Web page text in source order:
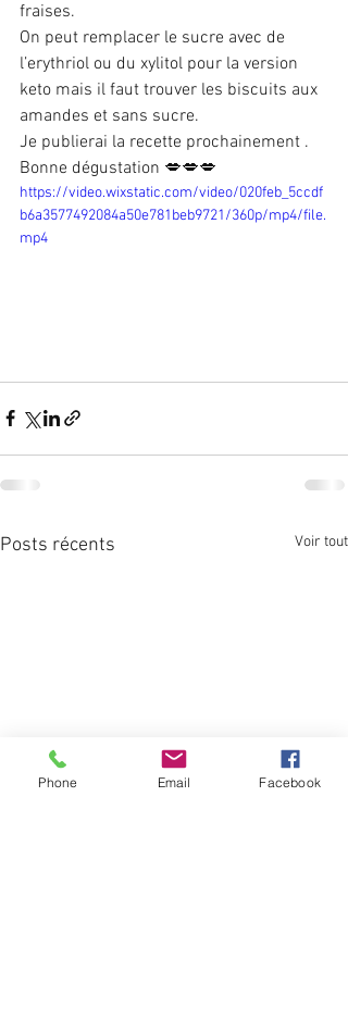
fraises.
On peut remplacer le sucre avec de
l’erythriol ou du xylitol pour la version
keto mais il faut trouver les biscuits aux
amandes et sans sucre.
Je publierai la recette prochainement .
Bonne dégustation 💋💋💋
https://video.wixstatic.com/video/020feb_5ccdf
b6a3577492084a50e781beb9721/360p/mp4/file.
mp4
Posts récents Voir tout
Phone Email Facebook